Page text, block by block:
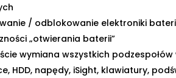
/ odblokowanie elektroniki
„otwierania baterii”
wymiana wszystkich
HDD, napędy, iSight, klawiatury,